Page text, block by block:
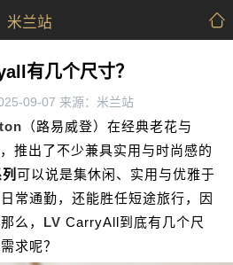
米兰站
有几个尺寸？
09-07 来源：米兰站
（路易威登）在经典老花与
推出了不少兼具实用与时尚感的
可以说是集休闲、实用与优雅于
常通勤，还能胜任短途旅行，因
么， LV CarryAll到底有几个尺
求呢？